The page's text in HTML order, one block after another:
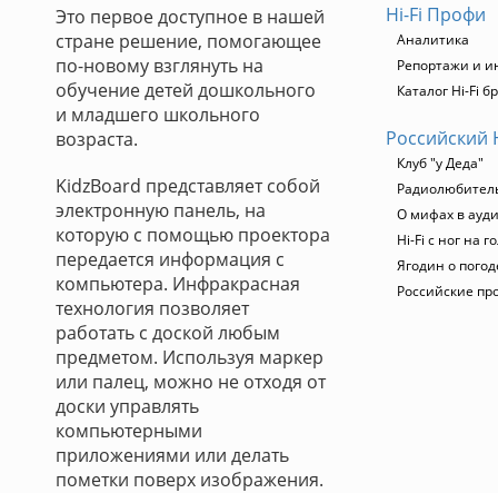
Это первое доступное в нашей
стране решение, помогающее
по-новому взглянуть на
обучение детей дошкольного
и младшего школьного
возраста.
KidzBoard представляет собой
электронную панель, на
которую с помощью проектора
передается информация с
компьютера. Инфракрасная
технология позволяет
работать с доской любым
предметом. Используя маркер
или палец, можно не отходя от
доски управлять
компьютерными
приложениями или делать
пометки поверх изображения.
Hi-Fi Профи
Аналитика
Репортажи и
Каталог Hi-Fi
Российский
Клуб "у Деда"
О мифах в
Hi-Fi с ног на
Ягодин о
Российские